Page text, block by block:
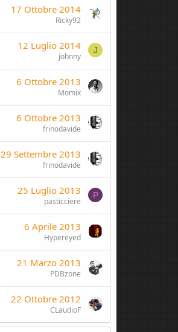
17 Ottobre 2014
Ricky92
12 Luglio 2014
johnny
J
6 Ottobre 2013
Momix
6 Ottobre 2013
frinodavide
29 Settembre 2013
frinodavide
25 Luglio 2013
pasticciere
P
6 Aprile 2013
Hypereyed
21 Marzo 2013
PDBzone
22 Ottobre 2012
CLaudioF